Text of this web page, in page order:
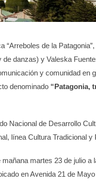
“Arreboles de la
danzas) y Valeska
y comunidad en
denominado “Patagonia,
Nacional de Desarrollo
línea Cultura Tradicional y
martes 23 de julio a
en Avenida 21 de